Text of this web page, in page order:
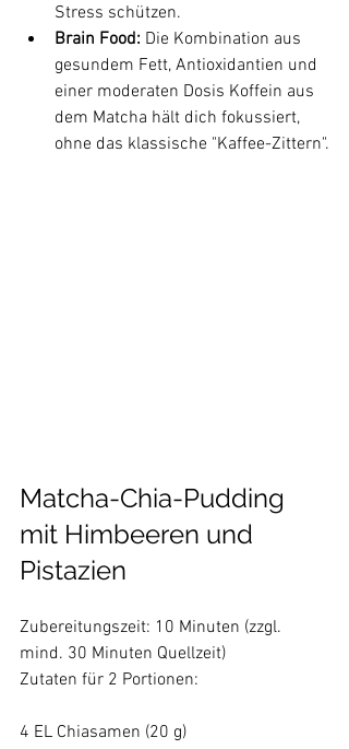
Stress schützen.
Brain Food: Die Kombination aus
gesundem Fett, Antioxidantien und
einer moderaten Dosis Koffein aus
dem Matcha hält dich fokussiert,
ohne das klassische "Kaffee-Zittern".
Matcha-Chia-Pudding
mit Himbeeren und
Pistazien
Zubereitungszeit: 10 Minuten (zzgl.
mind. 30 Minuten Quellzeit)
Zutaten für 2 Portionen:
4 EL Chiasamen (20 g)